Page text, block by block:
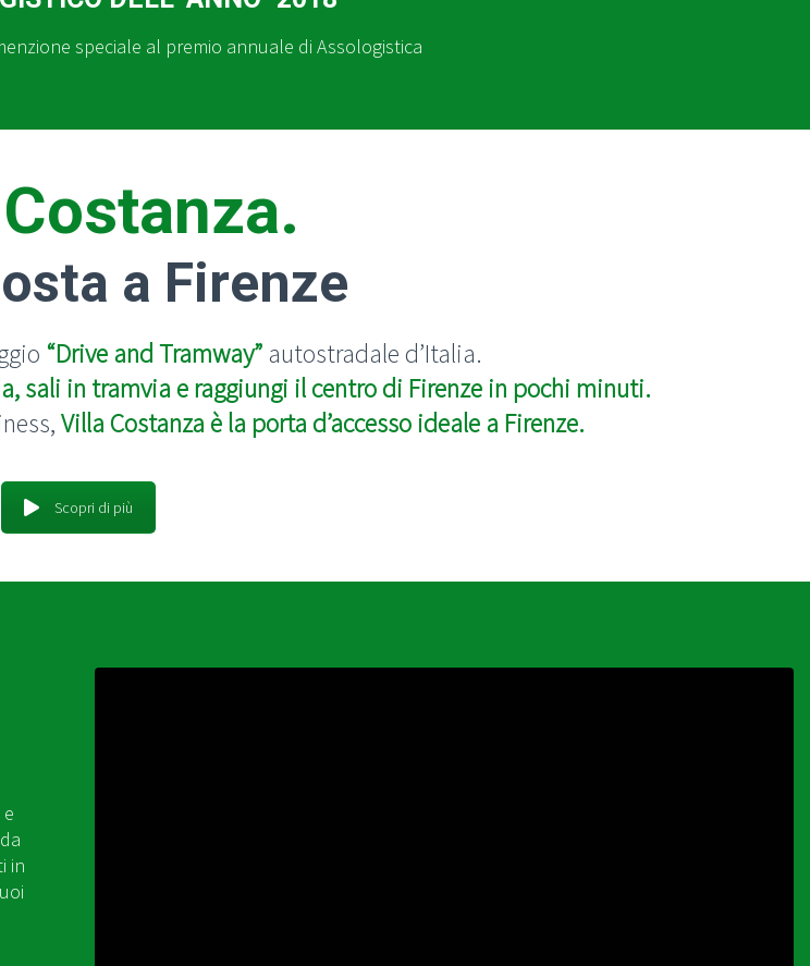
speciale al premio annuale di Assologistica
a Firenze
“Drive and Tramway” autostradale d’Italia.
sali in tramvia e raggiungi il centro di Firenze in pochi minuti.
Villa Costanza è la porta d’accesso ideale a Firenze.
Scopri di più
in